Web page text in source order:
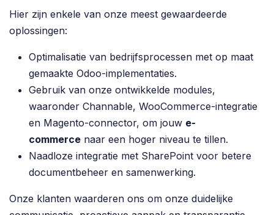
Hier zijn enkele van onze meest gewaardeerde
oplossingen:
Optimalisatie van bedrijfsprocessen met op maat
gemaakte Odoo-implementaties.
Gebruik van onze ontwikkelde modules,
waaronder Channable, WooCommerce-integratie
en Magento-connector, om jouw e-
commerce naar een hoger niveau te tillen.
Naadloze integratie met SharePoint voor betere
documentbeheer en samenwerking.
Onze klanten waarderen ons om onze duidelijke